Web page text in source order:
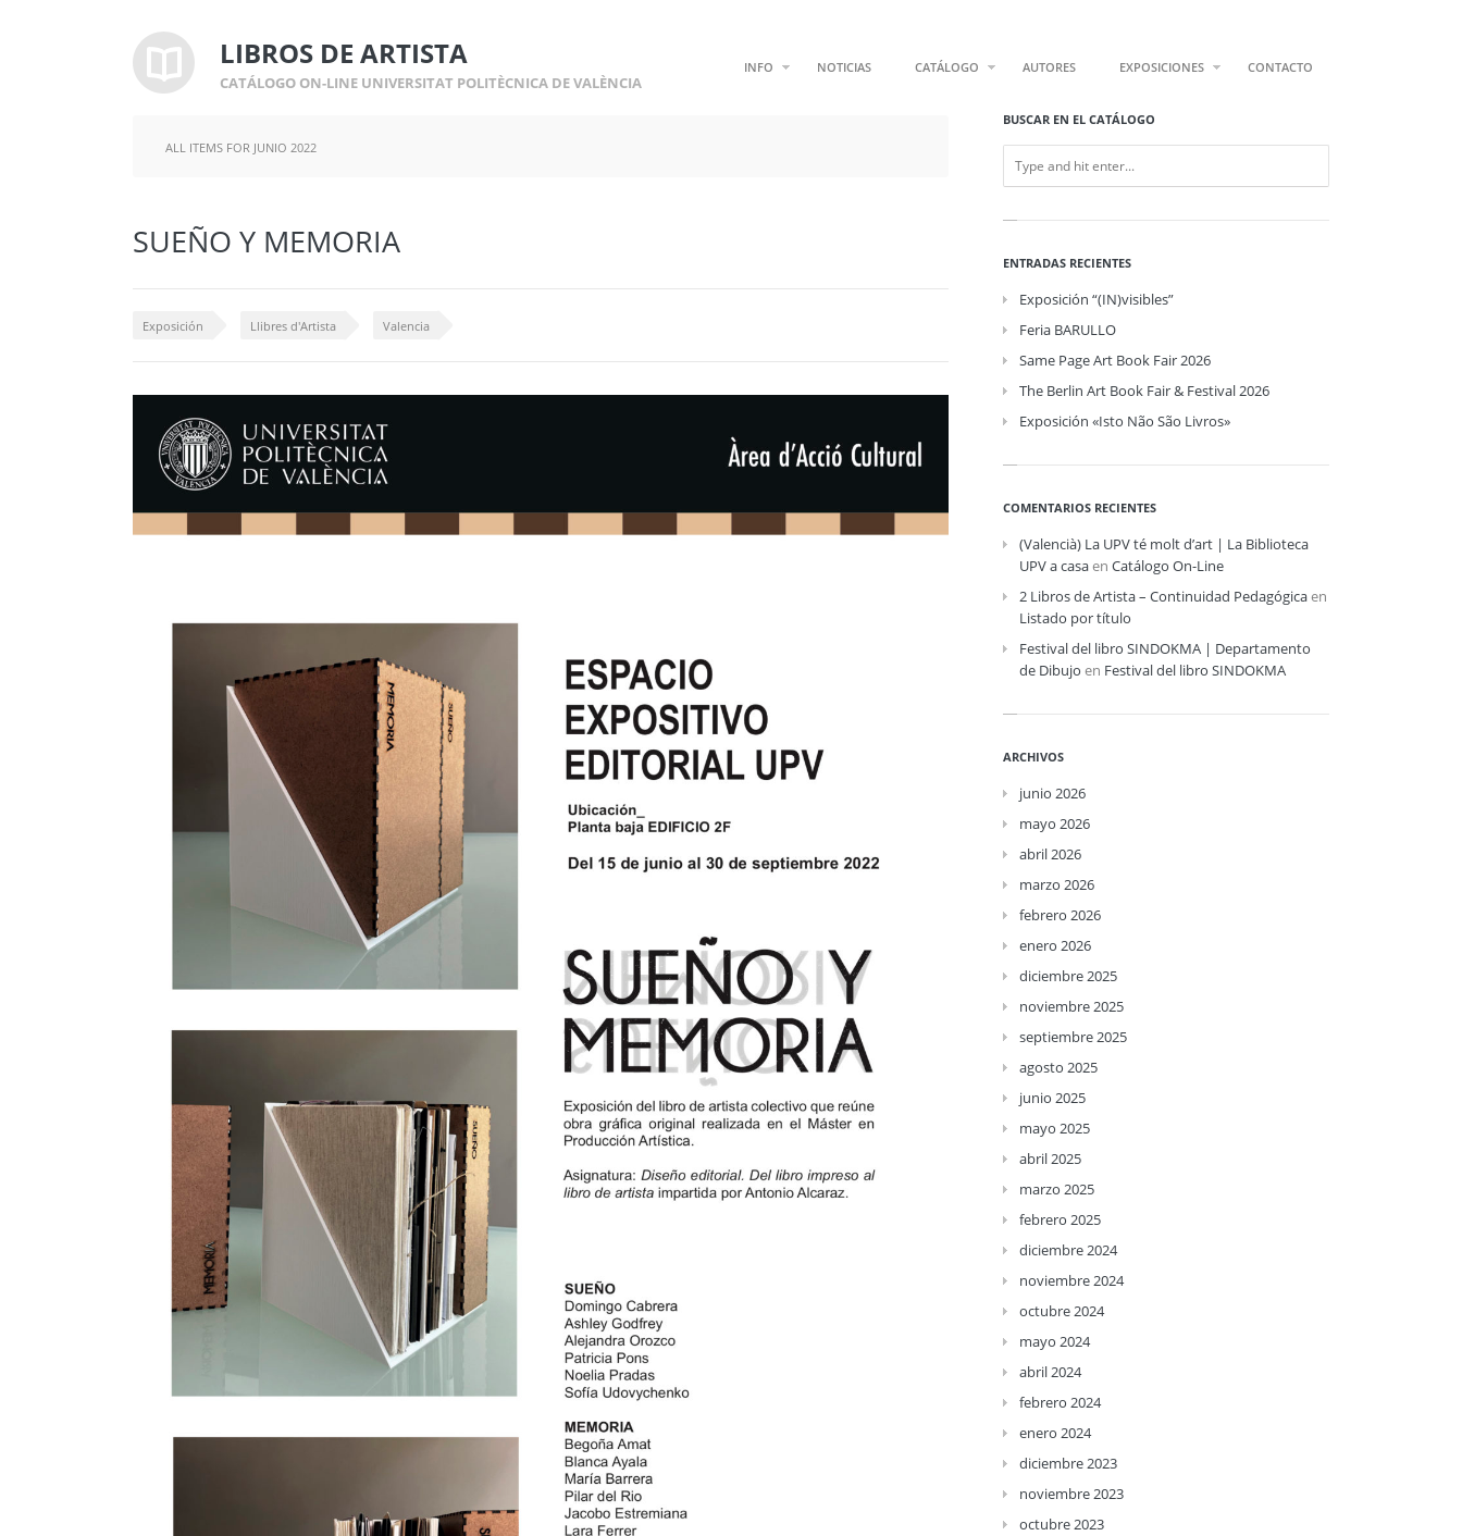
LIBROS DE ARTISTA
CATÁLOGO ON-LINE UNIVERSITAT POLITÈCNICA DE VALÈNCIA
INFO NOTICIAS CATÁLOGO AUTORES EXPOSICIONES CONTACTO
ALL ITEMS FOR JUNIO 2022
SUEÑO Y MEMORIA
Exposición Llibres d'Artista Valencia
BUSCAR EN EL CATÁLOGO
ENTRADAS RECIENTES
Exposición “(IN)visibles”
Feria BARULLO
Same Page Art Book Fair 2026
The Berlin Art Book Fair & Festival 2026
Exposición «Isto Não São Livros»
COMENTARIOS RECIENTES
(Valencià) La UPV té molt d’art | La Biblioteca
UPV a casaen Catálogo On-Line
2 Libros de Artista – Continuidad Pedagógicaen
Listado por título
Festival del libro SINDOKMA | Departamento
de Dibujo en Festival del libro SINDOKMA
ARCHIVOS
junio 2026
mayo 2026
abril 2026
marzo 2026
febrero 2026
enero 2026
diciembre 2025
noviembre 2025
septiembre 2025
agosto 2025
junio 2025
mayo 2025
abril 2025
marzo 2025
febrero 2025
diciembre 2024
noviembre 2024
octubre 2024
mayo 2024
abril 2024
febrero 2024
enero 2024
diciembre 2023
noviembre 2023
octubre 2023